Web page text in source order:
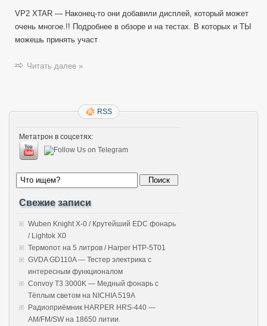
VP2 XTAR — Наконец-то они добавили дисплей, который может
очень многое.!! Подробнее в обзоре и на тестах. В которых и ТЫ
можешь принять участ
Читать далее »
RSS
Метатрон в соцсетях:
Свежие записи
Wuben Knight X-0 / Крутейший EDC фонарь
/ Lightok X0
Термопот на 5 литров / Harper HTP-5T01
GVDA GD110A — Тестер электрика с
интересным функционалом
Convoy T3 3000K — Медный фонарь с
Тёплым светом на NICHIA 519A
Радиоприёмник HARPER HRS-440 —
AM/FM/SW на 18650 литии.